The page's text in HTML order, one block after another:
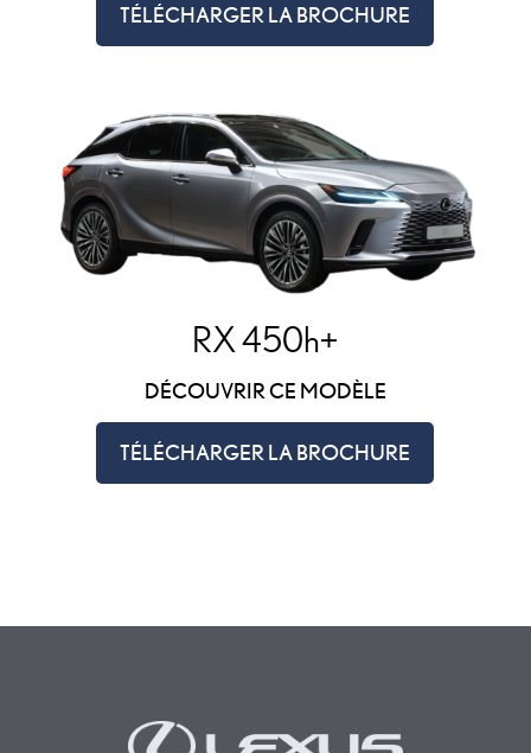
TÉLÉCHARGER LA BROCHURE
RX 450h+
DÉCOUVRIR CE MODÈLE
TÉLÉCHARGER LA BROCHURE